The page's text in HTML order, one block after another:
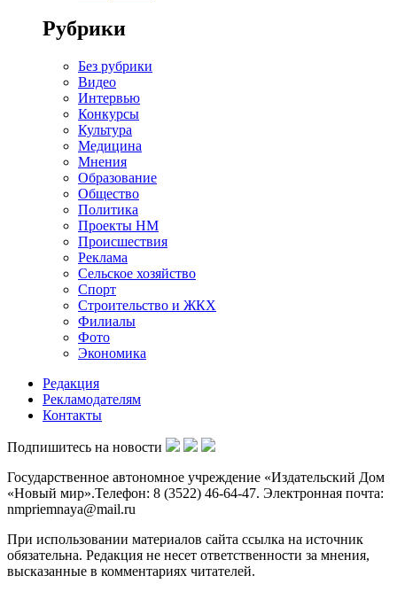
Рубрики
Без рубрики
Видео
Интервью
Конкурсы
Культура
Медицина
Мнения
Образование
Общество
Политика
Проекты НМ
Происшествия
Реклама
Сельское хозяйство
Спорт
Строительство и ЖКХ
Филиалы
Фото
Экономика
Редакция
Рекламодателям
Контакты
Подпишитесь на новости
Государственное автономное учреждение «Издательский Дом
«Новый мир».Телефон: 8 (3522) 46-64-47. Электронная почта:
nmpriemnaya@mail.ru
При использовании материалов сайта ссылка на источник
обязательна. Редакция не несет ответственности за мнения,
высказанные в комментариях читателей.